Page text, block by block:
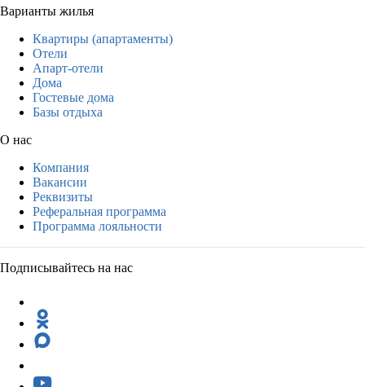
Варианты жилья
Квартиры (апартаменты)
Отели
Апарт-отели
Дома
Гостевые дома
Базы отдыха
О нас
Компания
Вакансии
Реквизиты
Реферальная программа
Программа лояльности
Подписывайтесь на нас